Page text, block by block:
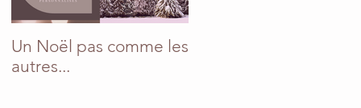
Un Noël pas comme les
autres...